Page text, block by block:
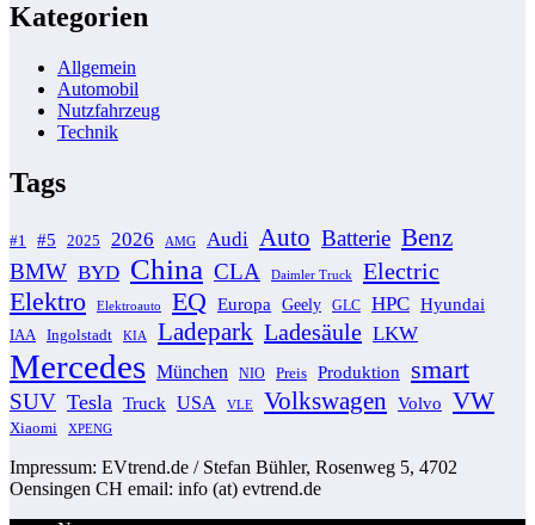
Kategorien
Allgemein
Automobil
Nutzfahrzeug
Technik
Tags
#1 #5 2025 2026 AMG Audi Auto Batterie Benz
BMW BYD China CLA Daimler Truck Electric
Elektro Elektroauto EQ Europa Geely GLC HPC Hyundai
IAA Ingolstadt KIA Ladepark Ladesäule LKW
Mercedes München NIO Preis Produktion smart
SUV Tesla Truck USA VLE Volkswagen Volvo VW
Xiaomi XPENG
Impressum: EVtrend.de / Stefan Bühler, Rosenweg 5, 4702
Oensingen CH email: info (at) evtrend.de